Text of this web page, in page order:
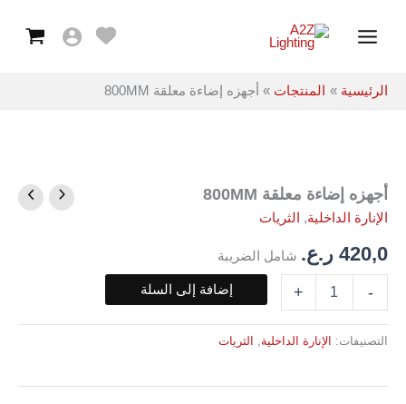
Menu
الرئيسية المنتجات أجهزه إضاءة معلقة 800MM
أجهزه إضاءة معلقة 800MM
الإنارة الداخلية, الثريات
420,0 ر.ع. شامل الضريبة
-
كمية
أجهزه
إضاءة
معلقة
800MM
+ إضافة إلى السلة
التصنيفات: الإنارة الداخلية الثريات